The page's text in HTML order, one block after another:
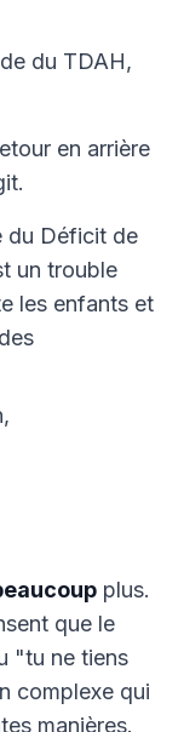
du TDAH,
en arrière
du Déficit de
un trouble
les enfants et
plus.
que le
"tu ne tiens
complexe qui
manières.